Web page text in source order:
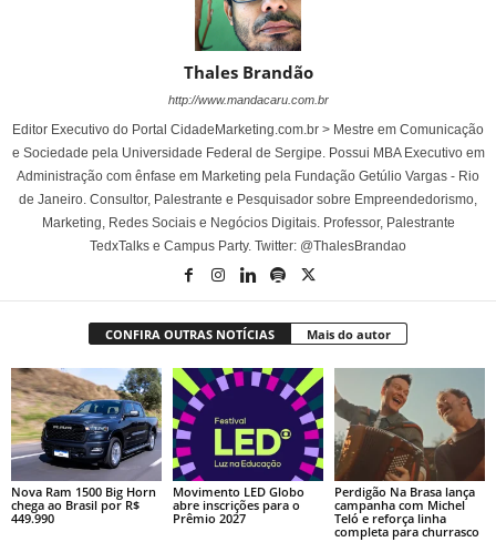
Thales Brandão
http://www.mandacaru.com.br
Editor Executivo do Portal CidadeMarketing.com.br > Mestre em Comunicação
e Sociedade pela Universidade Federal de Sergipe. Possui MBA Executivo em
Administração com ênfase em Marketing pela Fundação Getúlio Vargas - Rio
de Janeiro. Consultor, Palestrante e Pesquisador sobre Empreendedorismo,
Marketing, Redes Sociais e Negócios Digitais. Professor, Palestrante
TedxTalks e Campus Party. Twitter: @ThalesBrandao
CONFIRA OUTRAS NOTÍCIAS Mais do autor
Nova Ram 1500 Big Horn
chega ao Brasil por R$
449.990
Movimento LED Globo
abre inscrições para o
Prêmio 2027
Perdigão Na Brasa lança
campanha com Michel
Teló e reforça linha
completa para churrasco